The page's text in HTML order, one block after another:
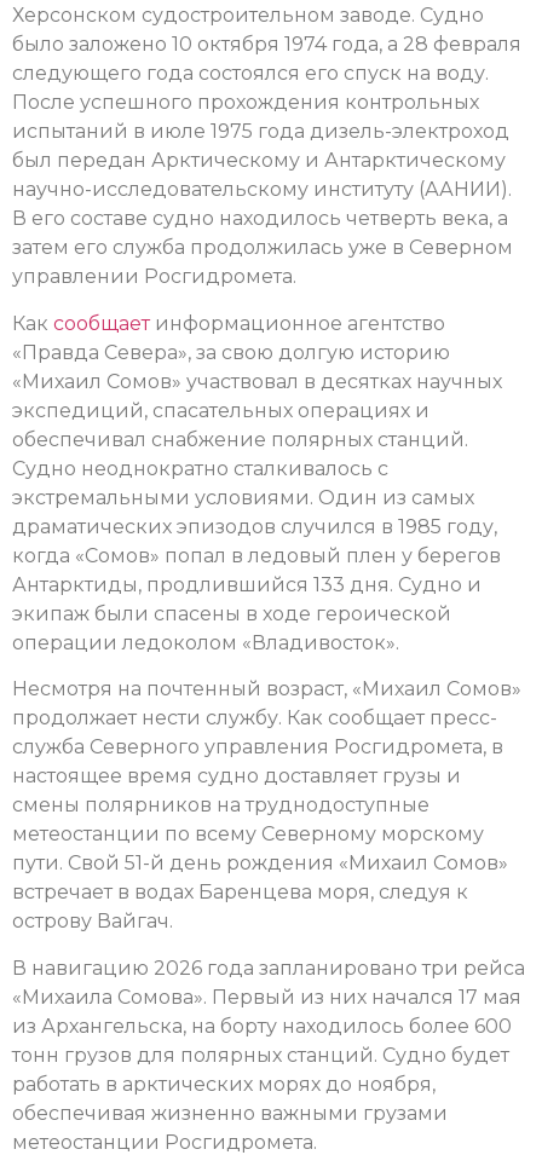
Херсонском судостроительном заводе. Судно
было заложено 10 октября 1974 года, а 28 февраля
следующего года состоялся его спуск на воду.
После успешного прохождения контрольных
испытаний в июле 1975 года дизель-электроход
был передан Арктическому и Антарктическому
научно-исследовательскому институту (ААНИИ).
В его составе судно находилось четверть века, а
затем его служба продолжилась уже в Северном
управлении Росгидромета.
Как сообщает информационное агентство
«Правда Севера», за свою долгую историю
«Михаил Сомов» участвовал в десятках научных
экспедиций, спасательных операциях и
обеспечивал снабжение полярных станций.
Судно неоднократно сталкивалось с
экстремальными условиями. Один из самых
драматических эпизодов случился в 1985 году,
когда «Сомов» попал в ледовый плен у берегов
Антарктиды, продлившийся 133 дня. Судно и
экипаж были спасены в ходе героической
операции ледоколом «Владивосток».
Несмотря на почтенный возраст, «Михаил Сомов»
продолжает нести службу. Как сообщает пресс-
служба Северного управления Росгидромета, в
настоящее время судно доставляет грузы и
смены полярников на труднодоступные
метеостанции по всему Северному морскому
пути. Свой 51-й день рождения «Михаил Сомов»
встречает в водах Баренцева моря, следуя к
острову Вайгач.
В навигацию 2026 года запланировано три рейса
«Михаила Сомова». Первый из них начался 17 мая
из Архангельска, на борту находилось более 600
тонн грузов для полярных станций. Судно будет
работать в арктических морях до ноября,
обеспечивая жизненно важными грузами
метеостанции Росгидромета.